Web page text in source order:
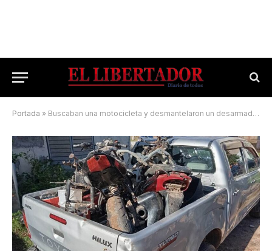
Portada » Buscaban una motocicleta y desmantelaron un desarmadero clandestino